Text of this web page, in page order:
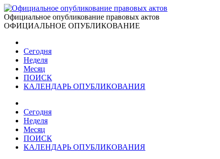
Официальное опубликование правовых актов
ОФИЦИАЛЬНОЕ ОПУБЛИКОВАНИЕ
Сегодня
Неделя
Месяц
ПОИСК
КАЛЕНДАРЬ ОПУБЛИКОВАНИЯ
Сегодня
Неделя
Месяц
ПОИСК
КАЛЕНДАРЬ ОПУБЛИКОВАНИЯ